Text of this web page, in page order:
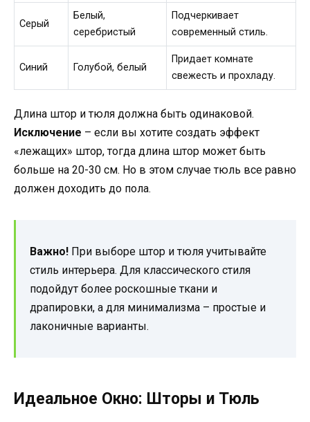
Серый
Белый,
серебристый
Подчеркивает
современный стиль.
Синий Голубой, белый
Придает комнате
свежесть и прохладу.
Длина штор и тюля должна быть одинаковой.
Исключение – если вы хотите создать эффект
«лежащих» штор, тогда длина штор может быть
больше на 20-30 см. Но в этом случае тюль все равно
должен доходить до пола.
Важно! При выборе штор и тюля учитывайте
стиль интерьера. Для классического стиля
подойдут более роскошные ткани и
драпировки, а для минимализма – простые и
лаконичные варианты.
Идеальное Окно: Шторы и Тюль